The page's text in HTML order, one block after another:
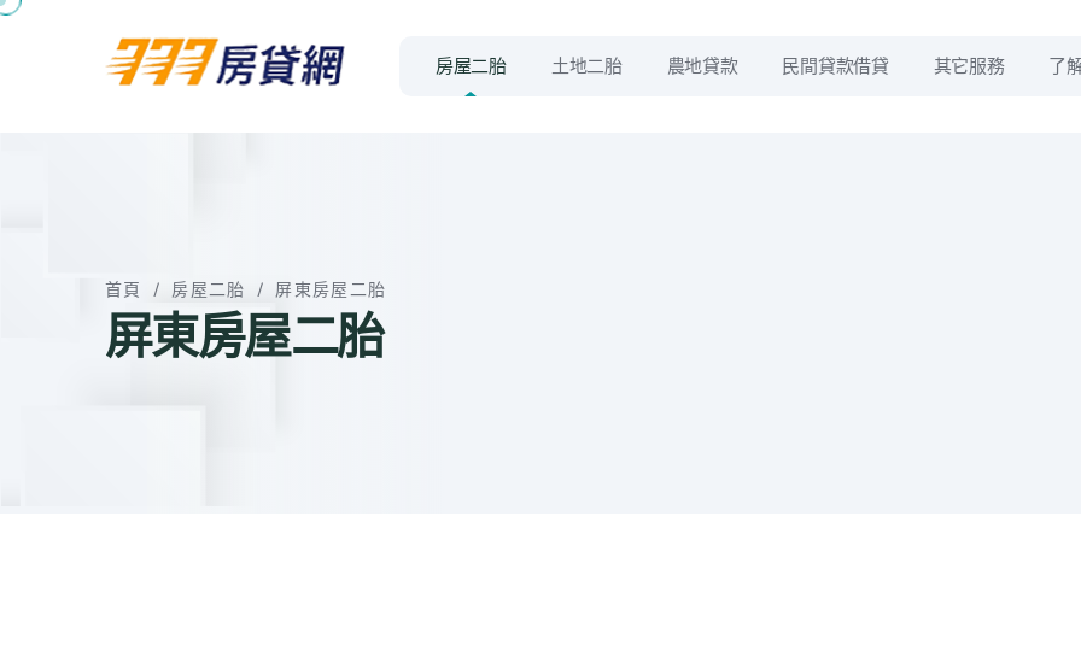
房屋二胎 土地二胎 農地貸款 民間貸款借貸 其它服務 了
首頁 / 房屋二胎 / 屏東房屋二胎
屏東房屋二胎